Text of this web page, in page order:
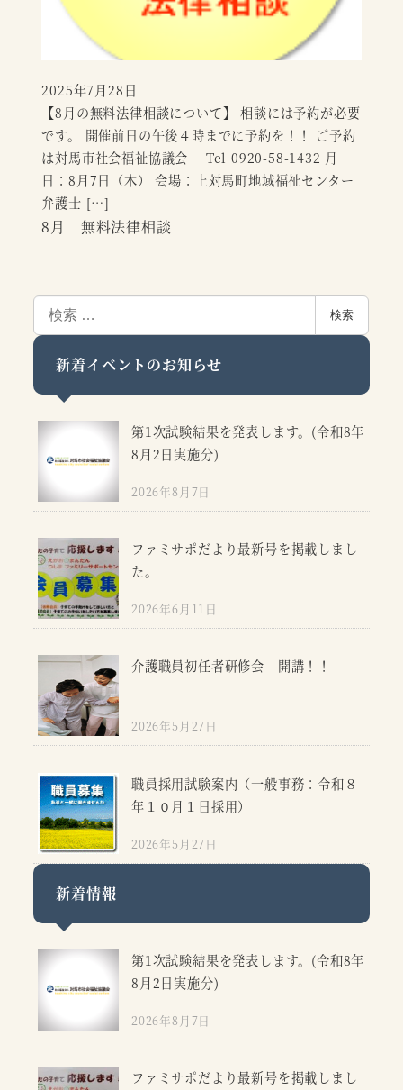
8月 無料法律相談
【8月の無料法律相談について】 相談には予約が必要
です。 開催前日の午後４時までに予約を！！ ご予約
は対馬市社会福祉協議会 Tel 0920-58-1432 月
日：8月7日（木） 会場：上対馬町地域福祉センター
弁護士 […]
投稿日
2025年7月28日
検
索
検索
新着イベントのお知らせ
第1次試験結果を発表します。(令和8年
8月2日実施分)
2026年8月7日
ファミサポだより最新号を掲載しまし
た。
2026年6月11日
介護職員初任者研修会 開講！！
2026年5月27日
職員採用試験案内（一般事務：令和８
年１０月１日採用）
2026年5月27日
新着情報
第1次試験結果を発表します。(令和8年
8月2日実施分)
2026年8月7日
ファミサポだより最新号を掲載しまし